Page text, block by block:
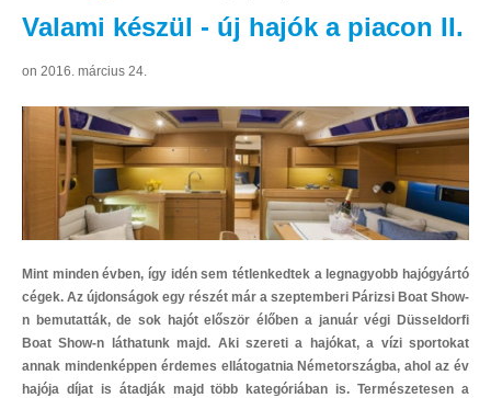
Valami készül - új hajók a piacon II.
on 2016. március 24.
Mint minden évben, így idén sem tétlenkedtek a legnagyobb hajógyártó
cégek. Az újdonságok egy részét már a szeptemberi Párizsi Boat Show-
n bemutatták, de sok hajót először élőben a január végi Düsseldorfi
Boat Show-n láthatunk majd. Aki szereti a hajókat, a vízi sportokat
annak mindenképpen érdemes ellátogatnia Németországba, ahol az év
hajója díjat is átadják majd több kategóriában is. Természetesen a